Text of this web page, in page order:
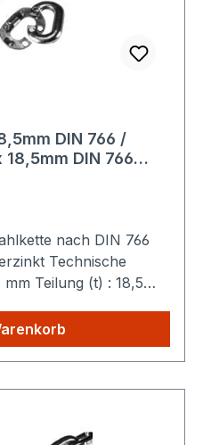
DIN 766 /
DIN 766
nach DIN 766
Teilung (t) : 18,5
Sparen Sie
viele Produkte Sie aus